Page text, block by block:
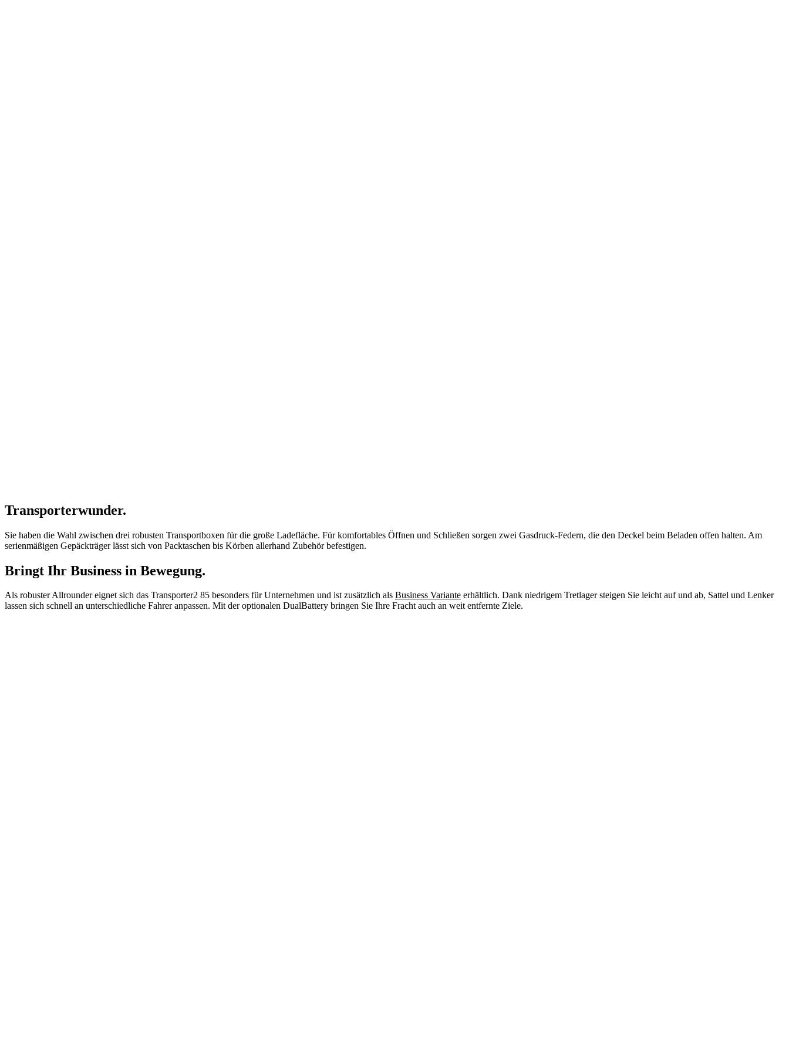
Transporterwunder.
Sie haben die Wahl zwischen drei robusten Transportboxen für die große Ladefläche. Für komfortables Öffnen und Schließen sorgen zwei Gasdruck-Federn, die den Deckel beim Beladen offen halten. Am
serienmäßigen Gepäckträger lässt sich von Packtaschen bis Körben allerhand Zubehör befestigen.
Bringt Ihr Business in Bewegung.
Als robuster Allrounder eignet sich das Transporter2 85 besonders für Unternehmen und ist zusätzlich als Business Variante erhältlich. Dank niedrigem Tretlager steigen Sie leicht auf und ab, Sattel und Lenker
lassen sich schnell an unterschiedliche Fahrer anpassen. Mit der optionalen DualBattery bringen Sie Ihre Fracht auch an weit entfernte Ziele.